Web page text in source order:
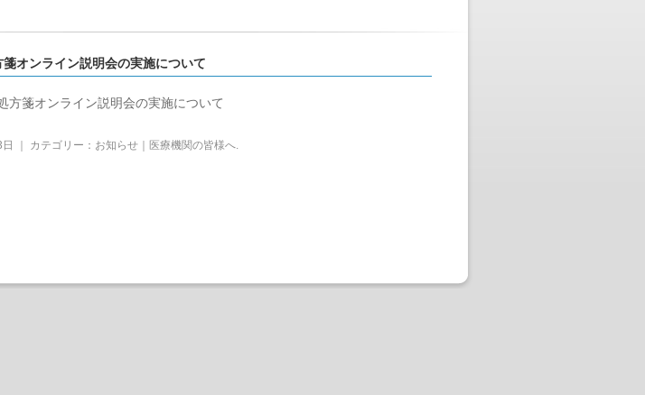
オンライン説明会の実施について
方箋オンライン説明会の実施について
｜ カテゴリー： お知らせ｜医療機関の皆様へ.